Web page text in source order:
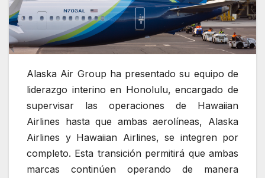
Alaska Air Group ha presentado su equipo de
liderazgo interino en Honolulu, encargado de
supervisar las operaciones de Hawaiian
Airlines hasta que ambas aerolíneas, Alaska
Airlines y Hawaiian Airlines, se integren por
completo. Esta transición permitirá que ambas
marcas continúen operando de manera